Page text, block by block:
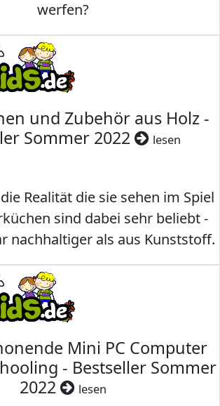
werfen?
und Zubehör aus Holz -
Sommer 2022
lesen
Realität die sie sehen im Spiel
sind dabei sehr beliebt -
nachhaltiger als aus Kunststoff.
Mini PC Computer
- Bestseller Sommer
2022
lesen